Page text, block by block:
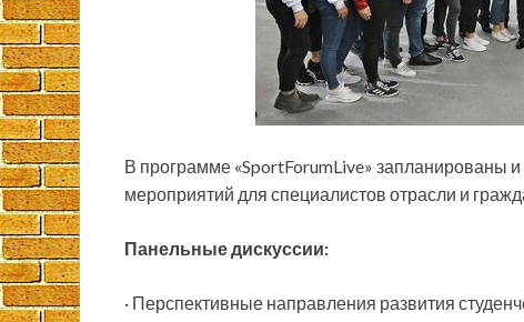
В программе «SportForumLive» запланированы
мероприятий для специалистов отрасли и
Панельные дискуссии:
· Перспективные направления развития